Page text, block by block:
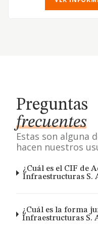
Preguntas
frecuentes
Estas son alguna
hacen nuestros
¿Cuál es el CIF de
Infraestructuras S.
¿Cuál es la forma
Infraestructuras S.